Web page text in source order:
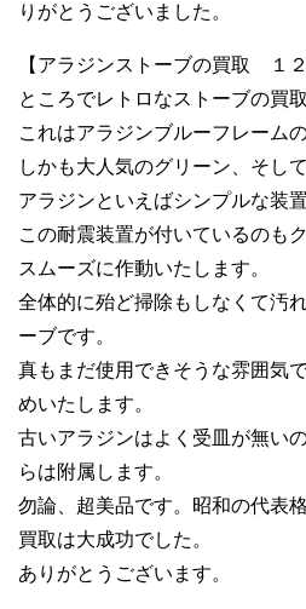
りがとうございました。
【アラジンストーブの買取 １
ところでレトロなストーブの買
これはアラジンブルーフレーム
しかも大人気のグリーン、そし
アラジンといえばシンプルな装
この耐震装置が付いているのも
スムーズに作動いたします。
全体的に殆ど掃除もしなくて汚
ーブです。
真もまだ使用できそうな雰囲気
めいたします。
古いアラジンはよく受皿が無い
らは附属します。
勿論、超美品です。昭和の代表
買取は大成功でした。
ありがとうございます。